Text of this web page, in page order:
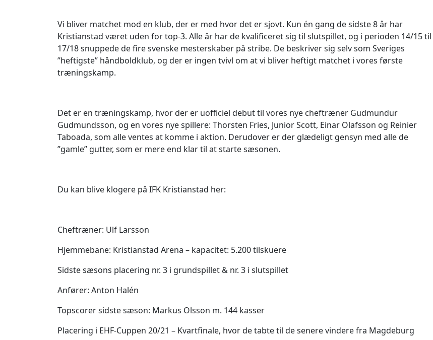
Vi bliver matchet mod en klub, der er med hvor det er sjovt. Kun én gang de sidste 8 år har
Kristianstad været uden for top-3. Alle år har de kvalificeret sig til slutspillet, og i perioden 14/15 til
17/18 snuppede de fire svenske mesterskaber på stribe. De beskriver sig selv som Sveriges
”heftigste” håndboldklub, og der er ingen tvivl om at vi bliver heftigt matchet i vores første
træningskamp.
Det er en træningskamp, hvor der er uofficiel debut til vores nye cheftræner Gudmundur
Gudmundsson, og en vores nye spillere: Thorsten Fries, Junior Scott, Einar Olafsson og Reinier
Taboada, som alle ventes at komme i aktion. Derudover er der glædeligt gensyn med alle de
”gamle” gutter, som er mere end klar til at starte sæsonen.
Du kan blive klogere på IFK Kristianstad her:
Cheftræner: Ulf Larsson
Hjemmebane: Kristianstad Arena – kapacitet: 5.200 tilskuere
Sidste sæsons placering nr. 3 i grundspillet & nr. 3 i slutspillet
Anfører: Anton Halén
Topscorer sidste sæson: Markus Olsson m. 144 kasser
Placering i EHF-Cuppen 20/21 – Kvartfinale, hvor de tabte til de senere vindere fra Magdeburg